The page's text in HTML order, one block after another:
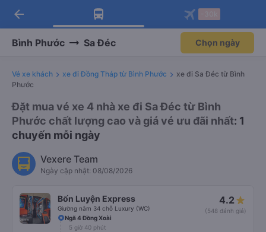
Tải app Vexere ngay!
Nhận ưu đãi thành viên độc
Mở app
Tải app Vexere
-30k/ghế khi đặt vé máy bay qua
Mở app
arrow_back
Bình Phước Sa Đéc Chọn ngày
Vé xe khách xe đi Đồng Tháp từ Bình Phước
xe đi Sa Đéc từ Bình
Phước
Đặt mua vé xe 4 nhà xe đi Sa Đéc từ Bình
Phước chất lượng cao và giá vé ưu đãi nhất: 1
chuyến mỗi ngày
Vexere Team
Ngày cập nhật: 08/08/2026
Bốn Luyện Express
Giường nằm 34 chỗ Luxury (WC)
4.2
(548 đánh giá)
Ngã 4 Đồng Xoài
5 giờ 40 phút